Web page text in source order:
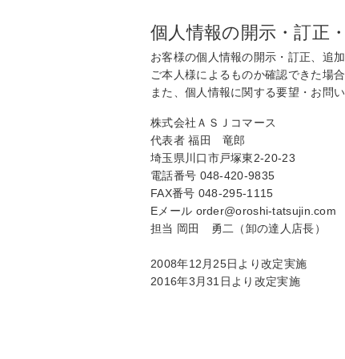
個人情報の開示・訂正
お客様の個人情報の開示・訂正、追
ご本人様によるものか確認できた場
また、個人情報に関する要望・お問
株式会社ＡＳＪコマース
代表者 福田 竜郎
埼玉県川口市戸塚東2-20-23
電話番号 048-420-9835
FAX番号 048-295-1115
Eメール order@oroshi-tatsujin.com
担当 岡田 勇二（卸の達人店長）
2008年12月25日より改定実施
2016年3月31日より改定実施